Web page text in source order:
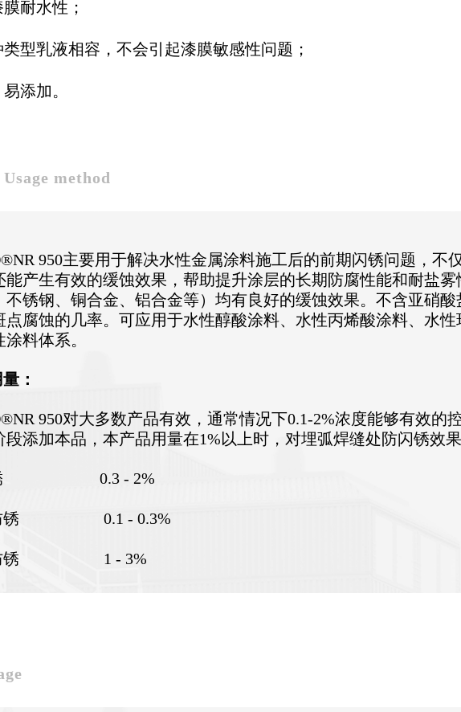
耐水性；
型乳液相容，不会引起漆膜敏感性问题；
添加。
Usage method
®NR 950主要用于解决水性金属涂料施工后的前期闪锈问题，不
能产生有效的缓蚀效果，帮助提升涂层的长期防腐性能和耐盐
不锈钢、铜合金、铝合金等）均有良好的缓蚀效果。不含亚硝
点腐蚀的几率。可应用于水性醇酸涂料、水性丙烯酸涂料、水
涂料体系。
：
®NR 950对大多数产品有效，通常情况下0.1-2%浓度能够有效的
段添加本品，本产品用量在1%以上时，对埋弧焊缝处防闪锈效
锈 0.3 - 2%
锈 0.1 - 0.3%
防锈 1 - 3%